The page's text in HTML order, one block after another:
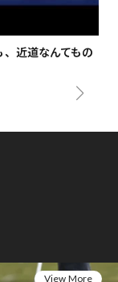
、近道なんてもの
View More